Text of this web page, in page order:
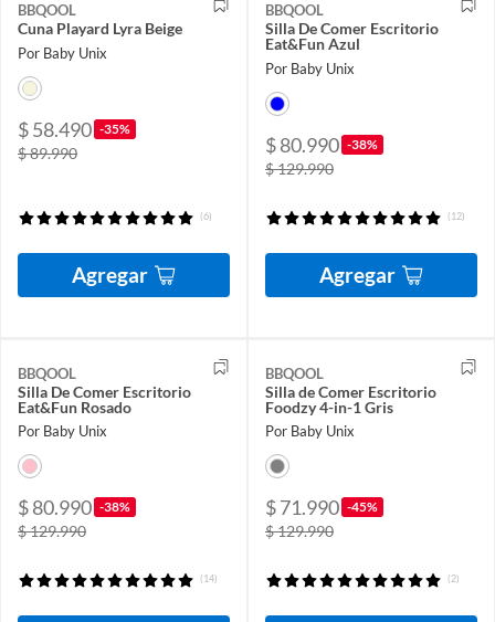
BBQOOL
Cuna Playard Lyra Beige
Por Baby Unix
$ 58.490 -35%
$ 89.990
(6)
Agregar
BBQOOL
Silla De Comer Escritorio
Eat&Fun Azul
Por Baby Unix
$ 80.990 -38%
$ 129.990
(12)
Agregar
BBQOOL
Silla De Comer Escritorio
Eat&Fun Rosado
Por Baby Unix
$ 80.990 -38%
$ 129.990
(14)
BBQOOL
Silla de Comer Escritorio
Foodzy 4-in-1 Gris
Por Baby Unix
$ 71.990 -45%
$ 129.990
(2)